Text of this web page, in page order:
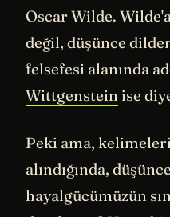
Oscar Wilde.
değil, düşünce
felsefesi alanında
Wittgenstein ise
Peki ama,
alındığında,
hayalgücümüzün